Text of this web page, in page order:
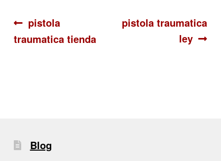
Navegación
de
Anterior:
pistola
traumatica tienda
Siguiente:
pistola traumatica
ley
Blog